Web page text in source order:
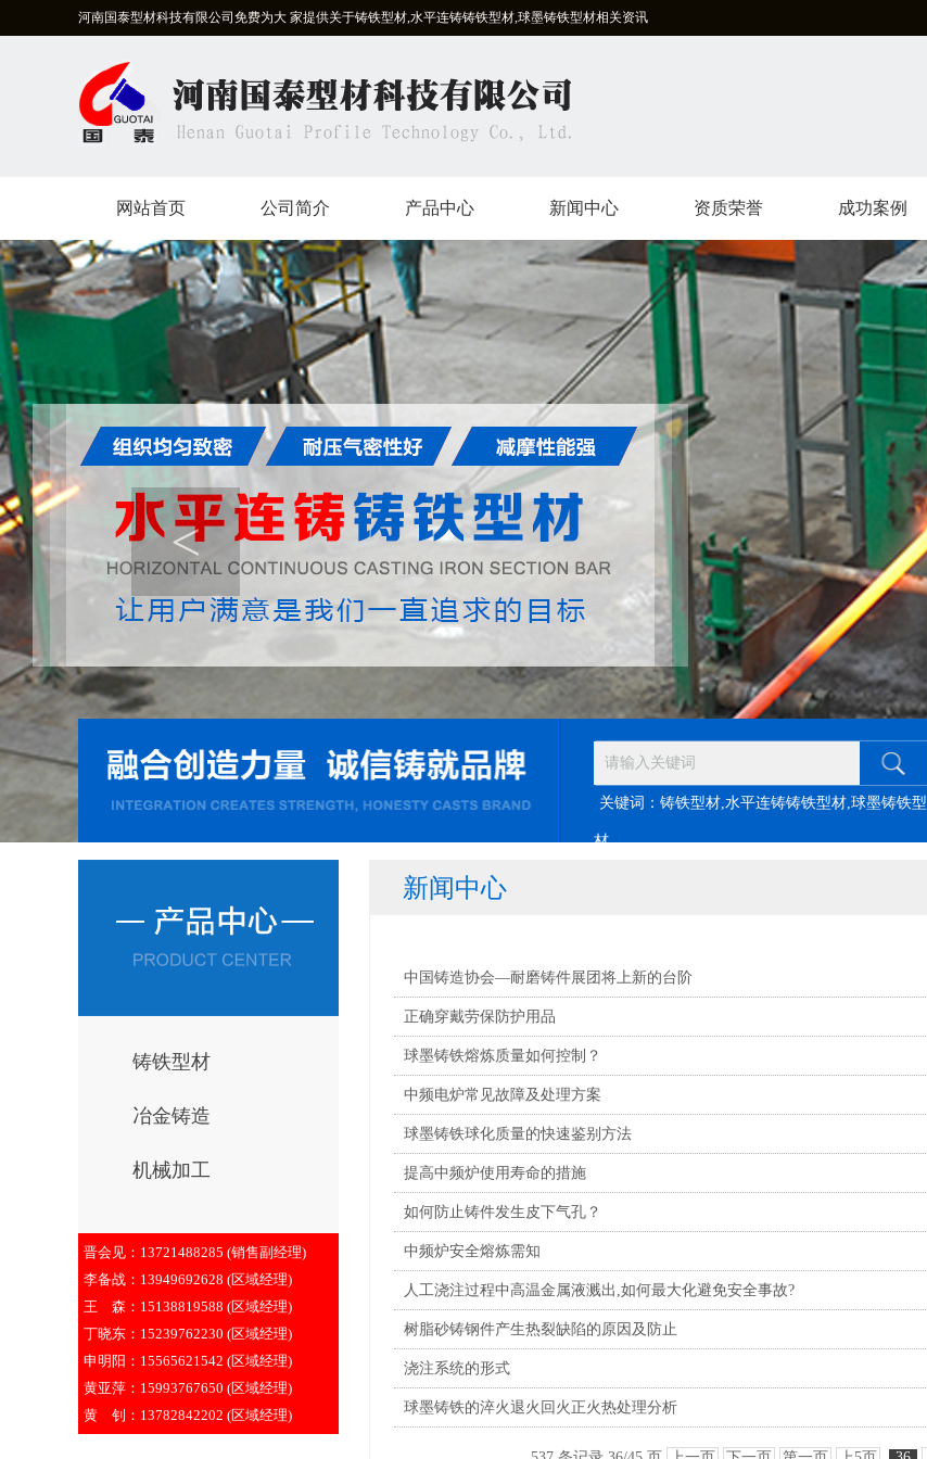
河南国泰型材科技有限公司免费为大 家提供关于铸铁型材,水平连铸铸铁型材,球墨铸铁型材相关资讯
网站首页 公司简介 产品中心 新闻中心 资质荣誉 成功案例
<
关键词：铸铁型材,水平连铸铸铁型材,球墨铸铁型
材
铸铁型材
冶金铸造
机械加工
晋会见：13721488285 (销售副经理)
李备战：13949692628 (区域经理)
王 森：15138819588 (区域经理)
丁晓东：15239762230 (区域经理)
申明阳：15565621542 (区域经理)
黄亚萍：15993767650 (区域经理)
黄 钊：13782842202 (区域经理)
新闻中心
中国铸造协会—耐磨铸件展团将上新的台阶
正确穿戴劳保防护用品
球墨铸铁熔炼质量如何控制？
中频电炉常见故障及处理方案
球墨铸铁球化质量的快速鉴别方法
提高中频炉使用寿命的措施
如何防止铸件发生皮下气孔？
中频炉安全熔炼需知
人工浇注过程中高温金属液溅出,如何最大化避免安全事故?
树脂砂铸钢件产生热裂缺陷的原因及防止
浇注系统的形式
球墨铸铁的淬火退火回火正火热处理分析